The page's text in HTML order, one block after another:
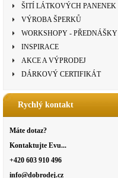
ŠITÍ LÁTKOVÝCH PANENEK
VÝROBA ŠPERKŮ
WORKSHOPY - PŘEDNÁŠKY
INSPIRACE
AKCE A VÝPRODEJ
DÁRKOVÝ CERTIFIKÁT
Rychlý kontakt
Máte dotaz?
Kontaktujte Evu...
+420 603 910 496
info@dobrodej.cz